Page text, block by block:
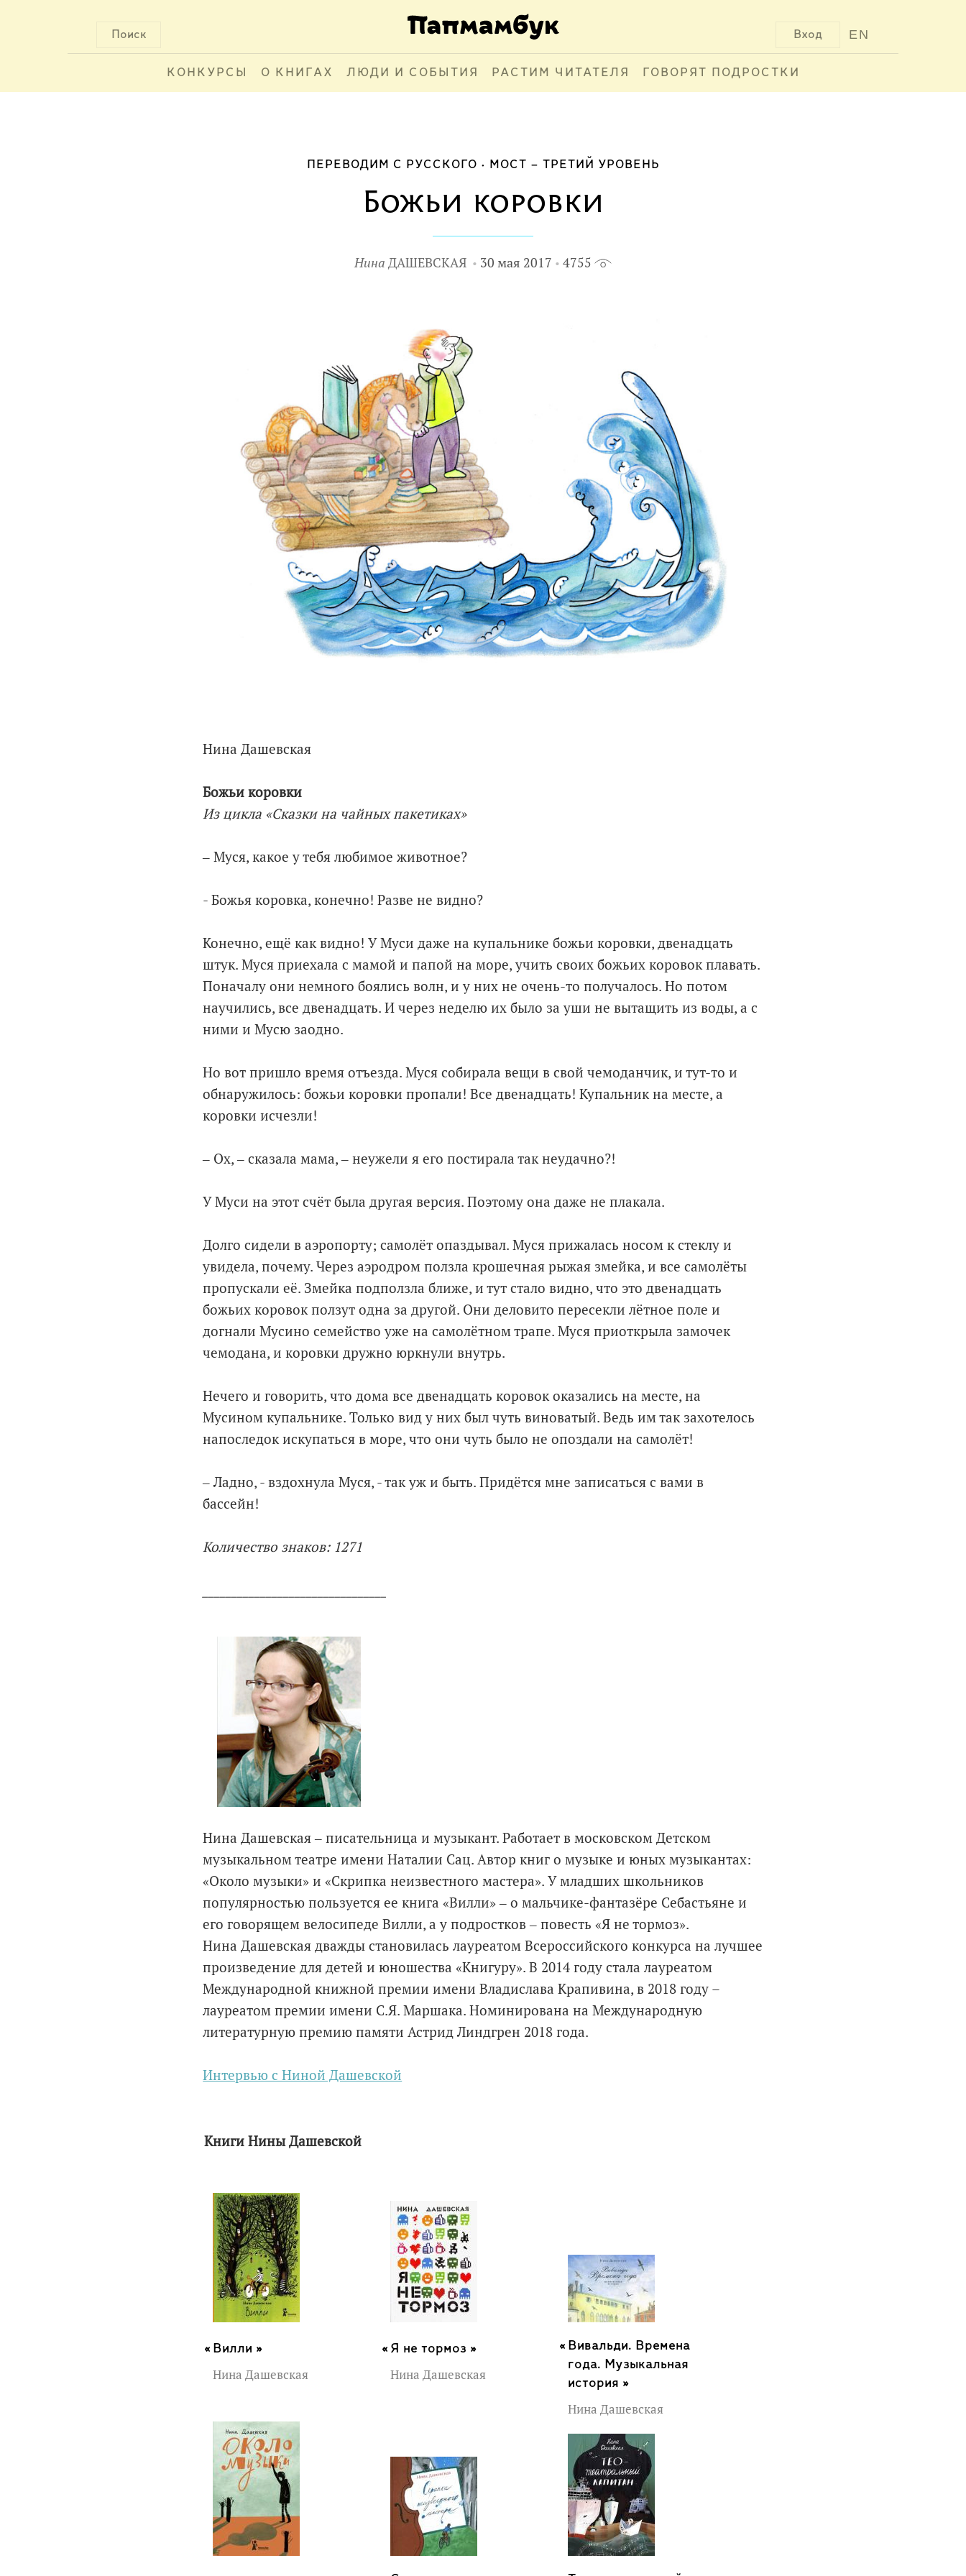
Поиск EN
Вход
КОНКУРСЫ О КНИГАХ ЛЮДИ И СОБЫТИЯ РАСТИМ ЧИТАТЕЛЯ ГОВОРЯТ ПОДРОСТКИ
ПЕРЕВОДИМ С РУССКОГО МОСТ – ТРЕТИЙ УРОВЕНЬ
Божьи коровки
Нина ДАШЕВСКАЯ 30 мая 2017 4755
Нина Дашевская
Божьи коровки
Из цикла «Сказки на чайных пакетиках»
‒ Муся, какое у тебя любимое животное?
- Божья коровка, конечно! Разве не видно?
Конечно, ещё как видно! У Муси даже на купальнике божьи коровки, двенадцать
штук. Муся приехала с мамой и папой на море, учить своих божьих коровок плавать.
Поначалу они немного боялись волн, и у них не очень-то получалось. Но потом
научились, все двенадцать. И через неделю их было за уши не вытащить из воды, а с
ними и Мусю заодно.
Но вот пришло время отъезда. Муся собирала вещи в свой чемоданчик, и тут-то и
обнаружилось: божьи коровки пропали! Все двенадцать! Купальник на месте, а
коровки исчезли!
‒ Ох, ‒ сказала мама, ‒ неужели я его постирала так неудачно?!
У Муси на этот счёт была другая версия. Поэтому она даже не плакала.
Долго сидели в аэропорту; самолёт опаздывал. Муся прижалась носом к стеклу и
увидела, почему. Через аэродром ползла крошечная рыжая змейка, и все самолёты
пропускали её. Змейка подползла ближе, и тут стало видно, что это двенадцать
божьих коровок ползут одна за другой. Они деловито пересекли лётное поле и
догнали Мусино семейство уже на самолётном трапе. Муся приоткрыла замочек
чемодана, и коровки дружно юркнули внутрь.
Нечего и говорить, что дома все двенадцать коровок оказались на месте, на
Мусином купальнике. Только вид у них был чуть виноватый. Ведь им так захотелось
напоследок искупаться в море, что они чуть было не опоздали на самолёт!
‒ Ладно, - вздохнула Муся, - так уж и быть. Придётся мне записаться с вами в
бассейн!
Количество знаков: 1271
Нина Дашевская ‒ писательница и музыкант. Работает в московском Детском
музыкальном театре имени Наталии Сац. Автор книг о музыке и юных музыкантах:
«Около музыки» и «Скрипка неизвестного мастера». У младших школьников
популярностью пользуется ее книга «Вилли» ‒ о мальчике-фантазёре Себастьяне и
его говорящем велосипеде Вилли, а у подростков ‒ повесть «Я не тормоз».
Нина Дашевская дважды становилась лауреатом Всероссийского конкурса на лучшее
произведение для детей и юношества «Книгуру». В 2014 году стала лауреатом
Международной книжной премии имени Владислава Крапивина, в 2018 году –
лауреатом премии имени С.Я. Маршака. Номинирована на Международную
литературную премию памяти Астрид Линдгрен 2018 года.
Интервью с Ниной Дашевской
Книги Нины Дашевской
Вилли »
Нина Дашевская
Я не тормоз »
Нина Дашевская
Вивальди. Времена
года. Музыкальная
история »
Нина Дашевская